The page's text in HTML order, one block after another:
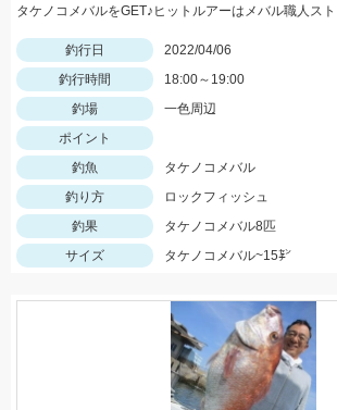
釣行日
2022/04/06
釣行時間
18:00～19:00
釣場
一色周辺
ポイント
釣魚
タケノコメバル
釣り方
ロックフィッシュ
釣果
タケノコメバル8匹
サイズ
タケノコメバル~15㌢